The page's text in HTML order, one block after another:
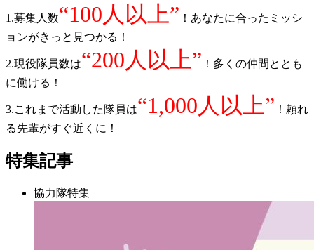
1.募集人数“100人以上” ！あなたに合ったミッシ
ョンがきっと見つかる！
2.現役隊員数は“200人以上” ！多くの仲間ととも
に働ける！
3.これまで活動した隊員は“1,000人以上” ！頼れ
る先輩がすぐ近くに！
特集記事
協力隊特集